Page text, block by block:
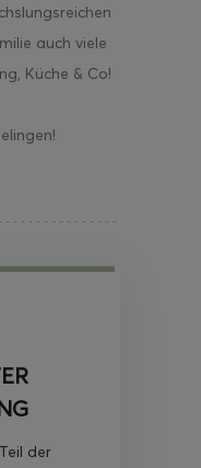
auch viele
Küche & Co!
der